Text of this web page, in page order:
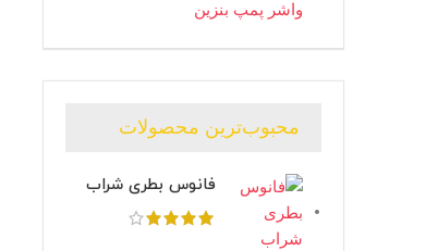
واشر پمپ بنزین
محبوب‌ترین محصولات
فانوس بطری شراب